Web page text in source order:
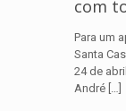
com
Para um
Santa
24 de
André […]